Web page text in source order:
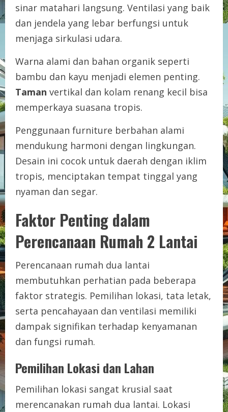
sinar matahari langsung. Ventilasi yang baik
dan jendela yang lebar berfungsi untuk
menjaga sirkulasi udara.
Warna alami dan bahan organik seperti
bambu dan kayu menjadi elemen penting.
Taman vertikal dan kolam renang kecil bisa
memperkaya suasana tropis.
Penggunaan furniture berbahan alami
mendukung harmoni dengan lingkungan.
Desain ini cocok untuk daerah dengan iklim
tropis, menciptakan tempat tinggal yang
nyaman dan segar.
Faktor Penting dalam
Perencanaan Rumah 2 Lantai
Perencanaan rumah dua lantai
membutuhkan perhatian pada beberapa
faktor strategis. Pemilihan lokasi, tata letak,
serta pencahayaan dan ventilasi memiliki
dampak signifikan terhadap kenyamanan
dan fungsi rumah.
Pemilihan Lokasi dan Lahan
Pemilihan lokasi sangat krusial saat
merencanakan rumah dua lantai. Lokasi